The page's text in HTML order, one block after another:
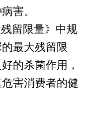
害。
留限量》中规
最大残留限
的杀菌作用，
害消费者的健